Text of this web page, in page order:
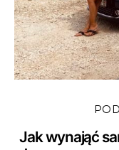
Jak wynająć